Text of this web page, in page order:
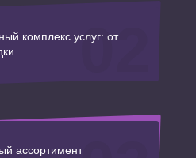
02
комплекс услуг: от
ассортимент